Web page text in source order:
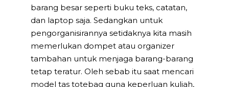
barang besar seperti buku teks, catatan,
dan laptop saja. Sedangkan untuk
pengorganisirannya setidaknya kita masih
memerlukan dompet atau organizer
tambahan untuk menjaga barang-barang
tetap teratur. Oleh sebab itu saat mencari
model tas totebag guna keperluan kuliah,